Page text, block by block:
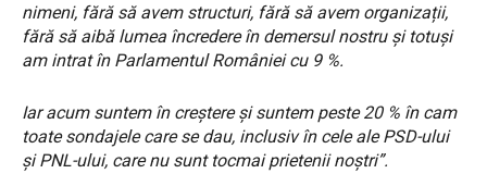
nimeni, fără să avem structuri, fără să avem organizații,
fără să aibă lumea încredere în demersul nostru și totuși
am intrat în Parlamentul României cu 9 %.
Iar acum suntem în creștere și suntem peste 20 % în cam
toate sondajele care se dau, inclusiv în cele ale PSD-ului
și PNL-ului, care nu sunt tocmai prietenii noștri”.